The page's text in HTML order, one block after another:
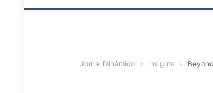
Jornal Dinâmico » Insights »